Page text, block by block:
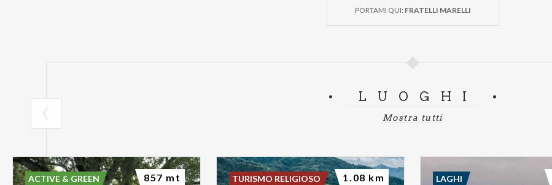
PORTAMI QUI: FRATELLI MARELLI
LUOGHI
Mostra tutti
ACTIVE & GREEN 857 mt TURISMO RELIGIOSO 1.08 km LAGHI